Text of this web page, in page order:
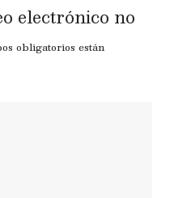
electrónico no
obligatorios están